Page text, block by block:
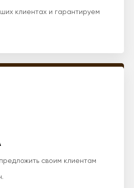
клиентах и гарантируем
своим клиентам